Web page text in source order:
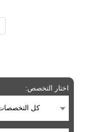
اختار التخصص:
كل